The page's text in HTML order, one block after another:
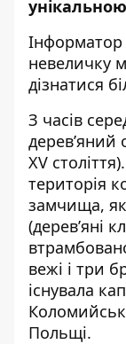
невеличку
дізнатися
З часів
ХV
територія
замчища,
(дерев’яні
вежі і три
існувала
Польщі.